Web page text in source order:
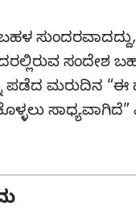
ಸಂದೇಶ
ಪಡೆದ ಮರುದಿನ